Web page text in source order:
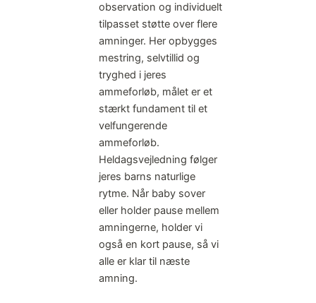
observation og individuelt
tilpasset støtte over flere
amninger. Her opbygges
mestring, selvtillid og
tryghed i jeres
ammeforløb, målet er et
stærkt fundament til et
velfungerende
ammeforløb.
Heldagsvejledning følger
jeres barns naturlige
rytme. Når baby sover
eller holder pause mellem
amningerne, holder vi
også en kort pause, så vi
alle er klar til næste
amning.